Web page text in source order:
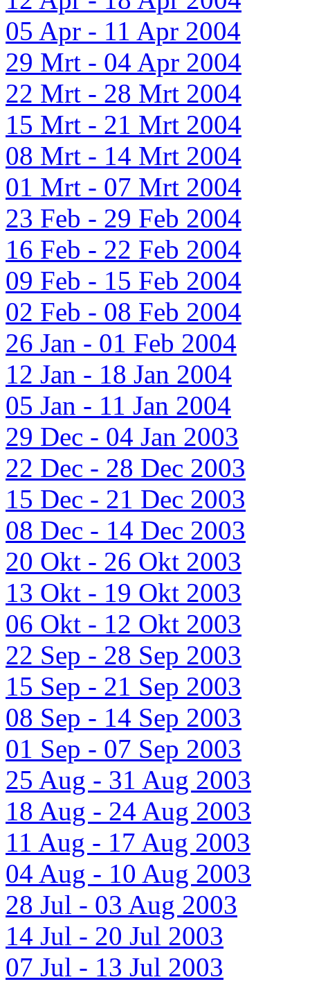
05 Apr - 11 Apr 2004
29 Mrt - 04 Apr 2004
22 Mrt - 28 Mrt 2004
15 Mrt - 21 Mrt 2004
08 Mrt - 14 Mrt 2004
01 Mrt - 07 Mrt 2004
23 Feb - 29 Feb 2004
16 Feb - 22 Feb 2004
09 Feb - 15 Feb 2004
02 Feb - 08 Feb 2004
26 Jan - 01 Feb 2004
12 Jan - 18 Jan 2004
05 Jan - 11 Jan 2004
29 Dec - 04 Jan 2003
22 Dec - 28 Dec 2003
15 Dec - 21 Dec 2003
08 Dec - 14 Dec 2003
20 Okt - 26 Okt 2003
13 Okt - 19 Okt 2003
06 Okt - 12 Okt 2003
22 Sep - 28 Sep 2003
15 Sep - 21 Sep 2003
08 Sep - 14 Sep 2003
01 Sep - 07 Sep 2003
25 Aug - 31 Aug 2003
18 Aug - 24 Aug 2003
11 Aug - 17 Aug 2003
04 Aug - 10 Aug 2003
28 Jul - 03 Aug 2003
14 Jul - 20 Jul 2003
07 Jul - 13 Jul 2003